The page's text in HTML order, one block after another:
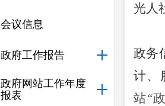
会议信息
政府工作报告
政府网站工作年度
报表
光人
政务
计、
站“